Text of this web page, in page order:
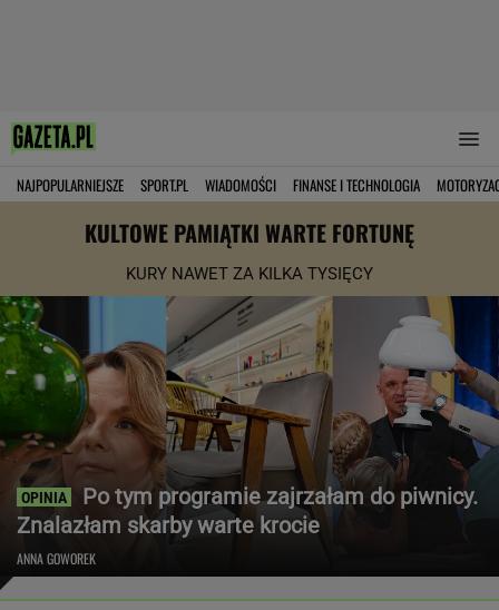
NAJPOPULARNIEJSZE SPORT.PL WIADOMOŚCI FINANSE I TECHNOLOGIA
KULTOWE PAMIĄTKI WARTE FORTUNĘ
KURY NAWET ZA KILKA TYSIĘCY
Po tym programie zajrzałam do piwnicy.
Znalazłam skarby warte krocie
ANNA GOWOREK